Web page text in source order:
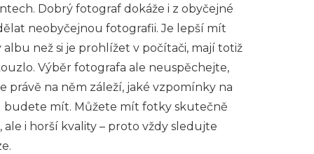
Dobrý fotograf dokáže i z obyčejné
neobyčejnou fotografii. Je lepší mít
albu než si je prohlížet v počítači, mají totiž
Výběr fotografa ale neuspěchejte,
právě na něm záleží, jaké vzpomínky na
budete mít. Můžete mít fotky skutečně
ale i horší kvality – proto vždy sledujte